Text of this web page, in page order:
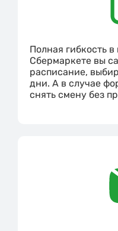
Полная гибкость
Сбермаркете вы
расписание,
дни. А в случае
снять смену без